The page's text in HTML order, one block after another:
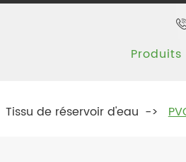
Produits
Tissu de réservoir d'eau